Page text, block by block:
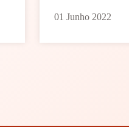
01 Junho 2022